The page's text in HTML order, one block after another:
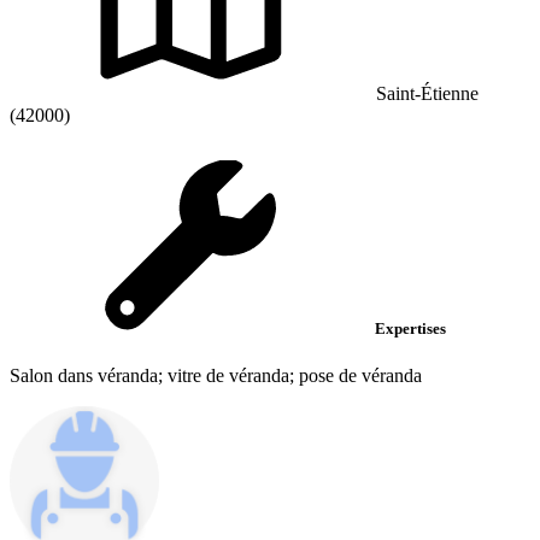
Saint-Étienne
(42000)
Expertises
Salon dans véranda; vitre de véranda; pose de véranda